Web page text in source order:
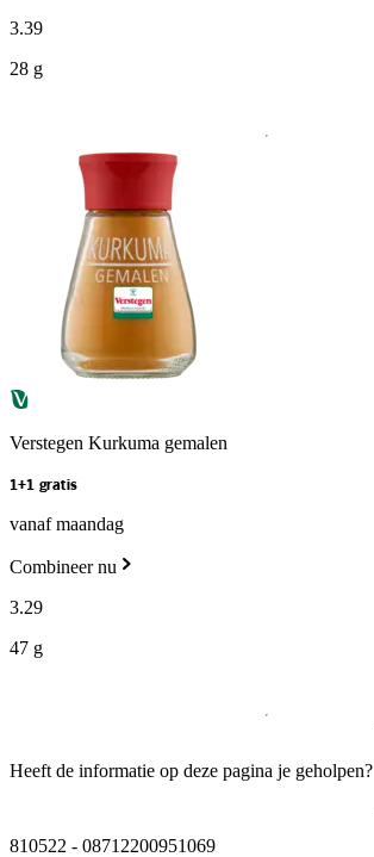
3.39
28 g
Verstegen Kurkuma gemalen
1+1 gratis
vanaf maandag
Combineer nu
3.29
47 g
Heeft de informatie op deze pagina je geholpen?
810522 - 08712200951069